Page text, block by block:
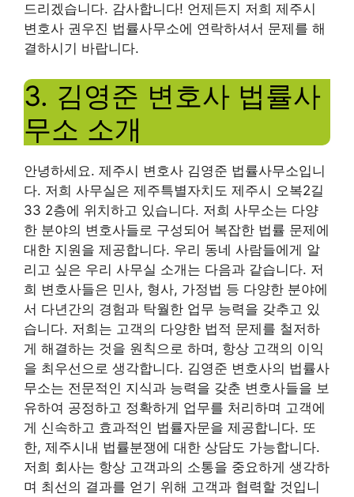
드리겠습니다. 감사합니다! 언제든지 저희 제주시
변호사 권우진 법률사무소에 연락하셔서 문제를 해
결하시기 바랍니다.
3. 김영준 변호사 법률사
무소 소개
안녕하세요. 제주시 변호사 김영준 법률사무소입니
다. 저희 사무실은 제주특별자치도 제주시 오복2길
33 2층에 위치하고 있습니다. 저희 사무소는 다양
한 분야의 변호사들로 구성되어 복잡한 법률 문제에
대한 지원을 제공합니다. 우리 동네 사람들에게 알
리고 싶은 우리 사무실 소개는 다음과 같습니다. 저
희 변호사들은 민사, 형사, 가정법 등 다양한 분야에
서 다년간의 경험과 탁월한 업무 능력을 갖추고 있
습니다. 저희는 고객의 다양한 법적 문제를 철저하
게 해결하는 것을 원칙으로 하며, 항상 고객의 이익
을 최우선으로 생각합니다. 김영준 변호사의 법률사
무소는 전문적인 지식과 능력을 갖춘 변호사들을 보
유하여 공정하고 정확하게 업무를 처리하며 고객에
게 신속하고 효과적인 법률자문을 제공합니다. 또
한, 제주시내 법률분쟁에 대한 상담도 가능합니다.
저희 회사는 항상 고객과의 소통을 중요하게 생각하
며 최선의 결과를 얻기 위해 고객과 협력할 것입니